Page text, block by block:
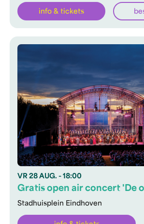
info & tickets
VR 28 AUG. - 18:00
Stadhuisplein Eindhoven
Gratis open air concert 'De